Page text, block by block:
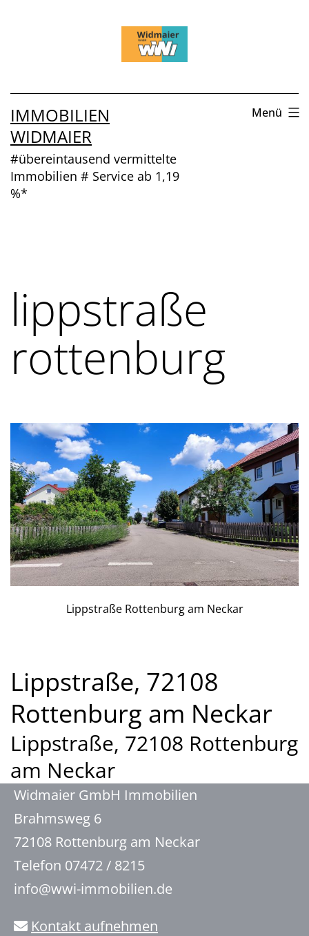
IMMOBILIEN
WIDMAIER
#übereintausend vermittelte
Immobilien # Service ab 1,19
%*
Menü
lippstraße
rottenburg
Lippstraße Rottenburg am Neckar
Lippstraße, 72108
Rottenburg am Neckar
Lippstraße, 72108 Rottenburg
am Neckar
Widmaier GmbH Immobilien
Brahmsweg 6
72108 Rottenburg am Neckar
Telefon 07472 / 8215
info@wwi-immobilien.de
Kontakt aufnehmen